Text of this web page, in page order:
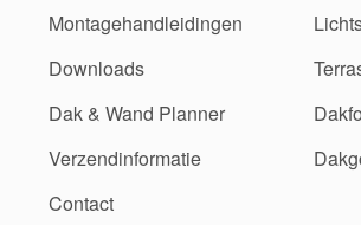
Montagehandleidingen
Downloads
Dak & Wand Planner
Verzendinformatie
Contact